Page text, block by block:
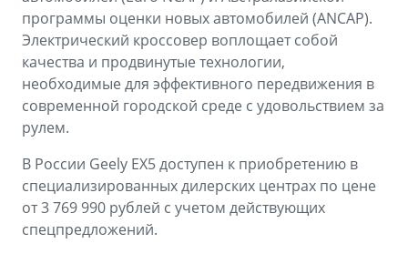
программы оценки новых автомобилей (ANCAP).
Электрический кроссовер воплощает собой
качества и продвинутые технологии,
необходимые для эффективного передвижения в
современной городской среде с удовольствием за
рулем.
В России Geely EX5 доступен к приобретению в
специализированных дилерских центрах по цене
от 3 769 990 рублей с учетом действующих
спецпредложений.